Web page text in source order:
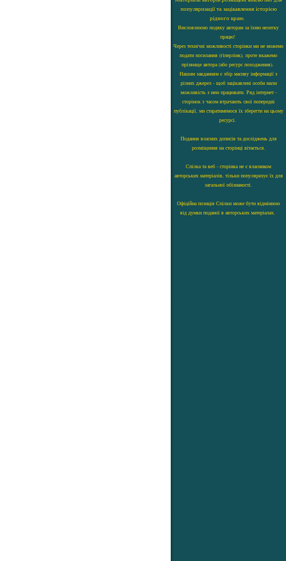
популяризації та зацікавлення історією
рідного краю.
Висловлюємо подяку авторам за їхню нелегку
працю!
Через технічні можливості сторінки ми не можемо
подати посилання (гіперлінк), проте вкажемо
прізвище автора (або ресурс походження).
Нашим завданням є збір масиву інформації з
різних джерел - щоб зацікавлені особи мали
можливість з нею працювати. Ряд інтернет -
сторінок з часом втрачають свої попередні
публікації, ми старатимемося їх зберегти на цьому
ресурсі.
Подання власних дописів та досліджень для
розміщення на сторінці вітається.
Спілка та веб - сторінка не є власником
авторських матеріалів, тільки популяризує їх для
загальної обізнаності.
Офіційна позиція Спілки може бути відмінною
від думки поданої в авторських матеріалах.